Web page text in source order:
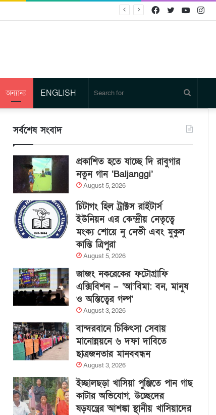
Twitter
Facebook
অন্যান্য ENGLISH
for
সর্বশেষ সংবাদ
প্রকাশিত হতে যাচ্ছে দি রাবুগার
নতুন গান ‘Baljanggi’
August 5, 2026
চিটাগং হিল ট্রাক্টস রাইটার্স
ইউনিয়ন এর কেন্দ্রীয় নেতৃত্বে
মংক্য শোয়ে নু নেভী এবং মুকুল
কান্তি ত্রিপুরা
August 5, 2026
জাজং নকরেকের ফটোগ্রাফি
এক্সিবিশন – ‘আ’বিমা: বন, মানুষ
ও অস্তিত্বের গল্প’
August 3, 2026
বান্দরবানে চিকিৎসা সেবায়
মানোন্নয়নে ৬ দফা দাবিতে
ছাত্রজনতার মানববন্ধন
August 3, 2026
ইচ্ছালছড়া খাসিয়া পুঞ্জিতে পান গাছ
কাটার অভিযোগ, উচ্ছেদের
ষড়যন্ত্রের আশঙ্কা স্থানীয় খাসিয়াদের